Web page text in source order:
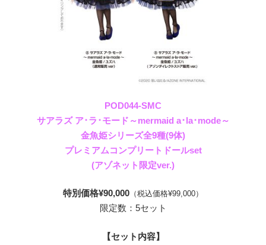
POD044-SMC
サアラズ ア･ラ･モード～mermaid a･la･mode～
金魚姫シリーズ全9種(9体)
プレミアムコンプリートドールset
(アゾネット限定ver.)
特別価格¥90,000 （税込価格¥99,000）
限定数：5セット
【セット内容】